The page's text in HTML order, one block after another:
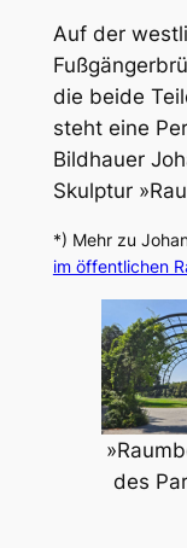
Auf der
die beide
steht eine
Bildhauer
Skulptur
*) Mehr zu
im öffentlichen
des